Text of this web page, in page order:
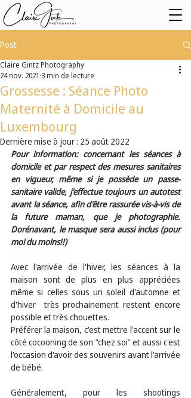
Post
Grossesse : Séance Photo
Maternité à Domicile au
Luxembourg
Claire Gintz Photography
24 nov. 2021 3 min de lecture
Dernière mise à jour : 25 août 2022
Pour information: concernant les séances à
domicile et par respect des mesures sanitaires
en vigueur, même si je possède un passe-
sanitaire valide, j'effectue toujours un autotest
avant la séance, afin d'être rassurée vis-à-vis de
la future maman, que je photographie.
Dorénavant, le masque sera aussi inclus (pour
moi du moins!!)
Avec l'arrivée de l'hiver, les séances à la
maison sont de plus en plus appréciées
même si celles sous un soleil d'automne et
d'hiver  très prochainement restent encore
possible et très chouettes.
Préférer la maison, c'est mettre l'accent sur le
côté cocooning de son "chez soi" et aussi c'est
l'occasion d'avoir des souvenirs avant l'arrivée
de bébé.
Généralement, pour les shootings